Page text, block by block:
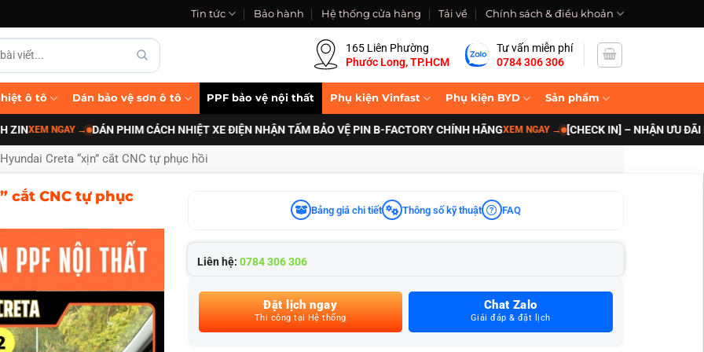
Tin tức Bảo hành Hệ thống cửa hàng Tải về Chính sách & điều khoản
165 Liên Phường
Phước Long, TP.HCM
Tư vấn miễn phí
0784 306 306
ô tô Dán bảo vệ sơn ô tô PPF bảo vệ nội thất Phụ kiện Vinfast Phụ kiện BYD Sản phẩm
NGAY→ DÁN PHIM CÁCH NHIỆT XE ĐIỆN NHẬN TẤM BẢO VỆ PIN B-FACTORY CHÍNH HÃNG XEM NGAY→ [CHECK IN] – NHẬN ƯU ĐÃI NÂNG
Creta “xịn” cắt CNC tự phục hồi
cắt CNC tự phục
Bảng giá chi tiết Thông số kỹ thuật FAQ
Liên hệ: 0784 306 306
Đặt lịch ngay
Thi công tại Hệ thống
Chat Zalo
Giải đáp & đặt lịch